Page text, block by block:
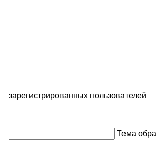
зарегистрированных пользователей
Тема